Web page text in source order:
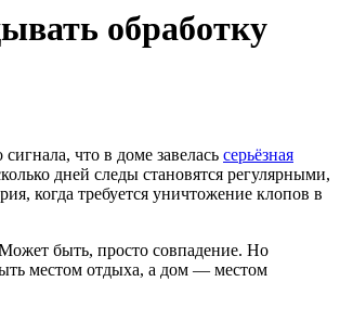
обработку
что в доме завелась серьёзная
дней следы становятся регулярными,
когда требуется уничтожение клопов в
быть, просто совпадение. Но
местом отдыха, а дом — местом